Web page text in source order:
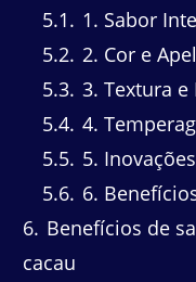
5.1
1. Sabor
5.2 2. Cor e
5.3 3. Textura e
5.4 4.
5.5 5.
5.6 6.
6 Benefícios de
cacau